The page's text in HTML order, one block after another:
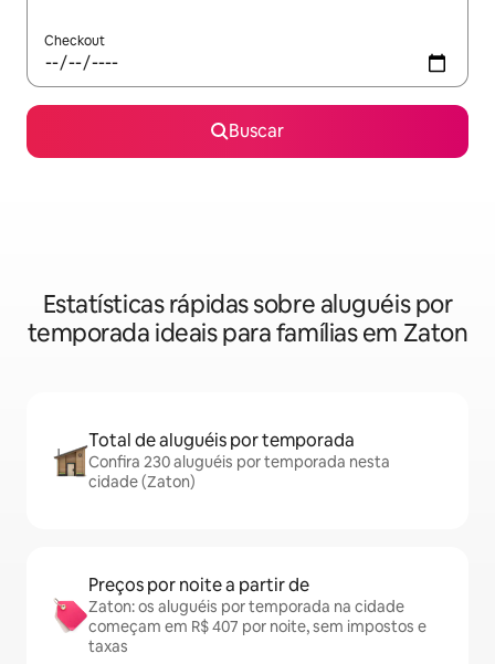
Checkout
Buscar
Estatísticas rápidas sobre aluguéis por
temporada ideais para famílias em Zaton
Total de aluguéis por temporada
Confira 230 aluguéis por temporada nesta
cidade (Zaton)
Preços por noite a partir de
Zaton: os aluguéis por temporada na cidade
começam em R$ 407 por noite, sem impostos e
taxas